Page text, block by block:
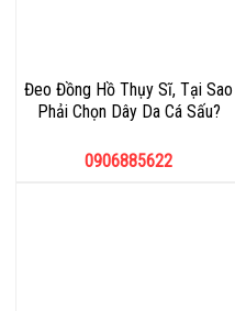
Đeo Đồng Hồ Thụy Sĩ, Tại Sao
Phải Chọn Dây Da Cá Sấu?
0906885622